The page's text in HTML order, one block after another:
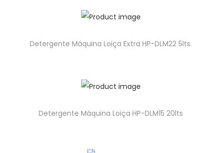
Detergente Máquina Loiça Extra HP-DLM22 5lts.
Detergente Máquina Loiça HP-DLM15 20lts